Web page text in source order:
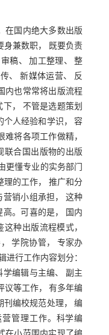
在国内绝大多数出版
身兼数职， 既要负责
稿、 加工整理、 整
、 新媒体运营、 反
内也常常将出版流程
， 不管是选题策划
个人经验和学识， 容
将各项工作做精，
联合国出版物的出版
更懂专业的实务部门
理的工作， 推广和分
销小组承担， 这种
。可喜的是， 国内
种出版流程模式，
学院协管， 专家办
进行工作内容划分：
编辑与主编、 副主
议等工作， 有多年编
刊编校规范处理， 编
管理工作。科学编